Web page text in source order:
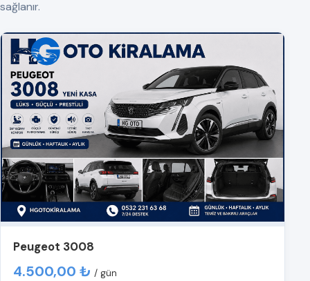
sağlanır.
Peugeot 3008
4.500,00 ₺ / gün